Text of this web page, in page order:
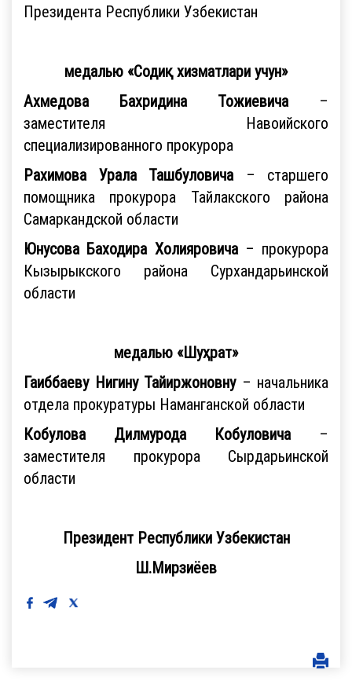
Президента Республики Узбекистан
медалью «Содиқ хизматлари учун»
Ахмедова Бахридина Тожиевича–
заместителя Навоийского
специализированного прокурора
Рахимова Урала Ташбуловича– старшего
помощника прокурора Тайлакского района
Самаркандской области
Юнусова Баходира Холияровича– прокурора
Кызырыкского района Сурхандарьинской
области
медалью «Шуҳрат»
Гаиббаеву Нигину Тайиржоновну– начальника
отдела прокуратуры Наманганской области
Кобулова Дилмурода Кобуловича –
заместителя прокурора Сырдарьинской
области
Президент Республики Узбекистан
Ш.Мирзиёев